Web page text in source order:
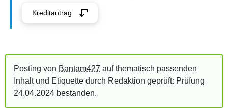
Kreditantrag
Posting von Bantam427 auf thematisch passenden
Inhalt und Etiquette durch Redaktion geprüft: Prüfung
24.04.2024 bestanden.